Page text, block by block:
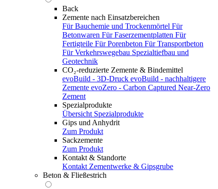
Back
Zemente nach Einsatzbereichen
Für Bauchemie und Trockenmörtel Für
Betonwaren Für Faserzementplatten Für
Fertigteile Für Porenbeton Für Transportbeton
Für Verkehrswegebau Spezialtiefbau und
Geotechnik
CO₂-reduzierte Zemente & Bindemittel
evoBuild - 3D-Druck evoBuild - nachhaltigere
Zemente evoZero - Carbon Captured Near-Zero
Zement
Spezialprodukte
Übersicht Spezialprodukte
Gips und Anhydrit
Zum Produkt
Sackzemente
Zum Produkt
Kontakt & Standorte
Kontakt Zementwerke & Gipsgrube
Beton & Fließestrich